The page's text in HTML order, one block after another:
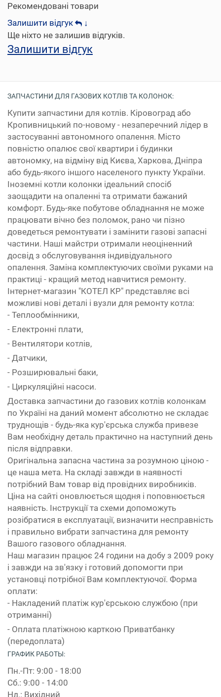
Рекомендовані товари
Залишити відгук
↓
Ще ніхто не залишив відгуків.
Залишити відгук
ЗАПЧАСТИНИ ДЛЯ ГАЗОВИХ КОТЛІВ ТА КОЛОНОК:
Купити запчастини для котлів. Кіровоград або
Кропивницький по-новому - незаперечний лідер в
застосуванні автономного опалення. Місто
повністю опалює свої квартири і будинки
автономку, на відміну від Києва, Харкова, Дніпра
або будь-якого іншого населеного пункту України.
Іноземні котли колонки ідеальний спосіб
заощадити на опаленні та отримати бажаний
комфорт. Будь-яке побутове обладнання не може
працювати вічно без поломок, рано чи пізно
доведеться ремонтувати і замінити газові запасні
частини. Наші майстри отримали неоціненний
досвід з обслуговування індивідуального
опалення. Заміна комплектуючих своїми руками на
практиці - кращий метод навчитися ремонту.
Інтернет-магазин "КОТЕЛ КР" представляє всі
можливі нові деталі і вузли для ремонту котла:
- Теплообмінники,
- Електронні плати,
- Вентилятори котлів,
- Датчики,
- Розширювальні баки,
- Циркуляційні насоси.
Доставка запчастини до газових котлів колонкам
по Україні на даний момент абсолютно не складає
труднощів - будь-яка кур'єрська служба привезе
Вам необхідну деталь практично на наступний день
після відправки.
Оригінальна запасна частина за розумною ціною -
це наша мета. На складі завжди в наявності
потрібний Вам товар від провідних виробників.
Ціна на сайті оновлюється щодня і поповнюється
наявність. Інструкції та схеми допоможуть
розібратися в експлуатації, визначити несправність
і правильно вибрати запчастина для ремонту
Вашого газового обладнання.
Наш магазин працює 24 години на добу з 2009 року
і завжди на зв'язку і готовий допомогти при
установці потрібної Вам комплектуючої. Форма
оплати:
- Накладений платіж кур'єрською службою (при
отриманні)
- Оплата платіжною карткою Приватбанку
(передоплата)
ГРАФИК РАБОТЫ:
Пн.-Пт: 9:00 - 18:00
Сб.: 9:00 - 14:00
Нд.: Вихідний